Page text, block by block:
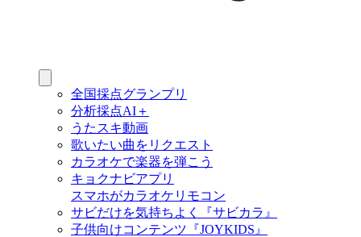
全国採点グランプリ
分析採点AI＋
うたスキ動画
歌いたい曲をリクエスト
カラオケで楽器を弾こう
キョクナビアプリ
スマホがカラオケリモコン
サビだけを気持ちよく『サビカラ』
子供向けコンテンツ『JOYKIDS』